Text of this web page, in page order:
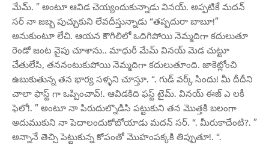
మేమ్. ” అంటూ ఆవిడ చెయ్యందుకున్నాడు వినయ్. అప్పటికే మదన్
సర్ నా జబ్బ పుచ్చుకుని లేవదీస్తున్నాడు “తప్పదురా బాబూ!”
అనుకుంటూ లేచి. ఆయన కౌగిలిలో ఒదిగిపోయి నెమ్మదిగా కదులుతూ
రెండో జంట వైపు చూశాను.. మాధురీ మేమ్ వినయ్ మెడ చుట్టూ
చేతులేసి, తననంటుకుపోయి నెమ్మదిగా కదులుతూంది. జాకెట్లోంచి
ఉబుకుతున్న తన భార్య సళ్ళని చూస్తూ. “. గుడ్ వర్క్ సిందు! మీ దీదీని
చాలా ఫాస్ట్ గా ఒప్పించావ్!. ఆవిడకిది ఫస్ట్ టైమ్. వినయ్ ఈజ్ ఎ లకీ
ఫెలో!. ” అంటూ నా పిరుదుల్నొడిసి పట్టుకుని తన మొత్తకి బలంగా
అదుముకుని నా పెదాలందుకోబోయాడు మదన్ సర్. “. మీరుకాదేంటి?. ”
అన్నానే తెచ్చి పెట్టుకున్న కోపంతో మొహంపక్కకి తిప్పుతూ!. “.